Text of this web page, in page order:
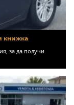
книжка
за да получи